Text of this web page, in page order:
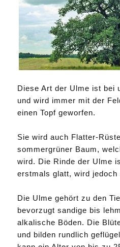
Diese Art der Ulme ist bei
und wird immer mit der
einen Topf geworfen.
Sie wird auch Flatter-
sommergrüner Baum,
wird. Die Rinde der Ulme
erstmals glatt, wird
Die Ulme gehört zu den
bevorzugt sandige bis
alkalische Böden. Die
und bilden rundlich